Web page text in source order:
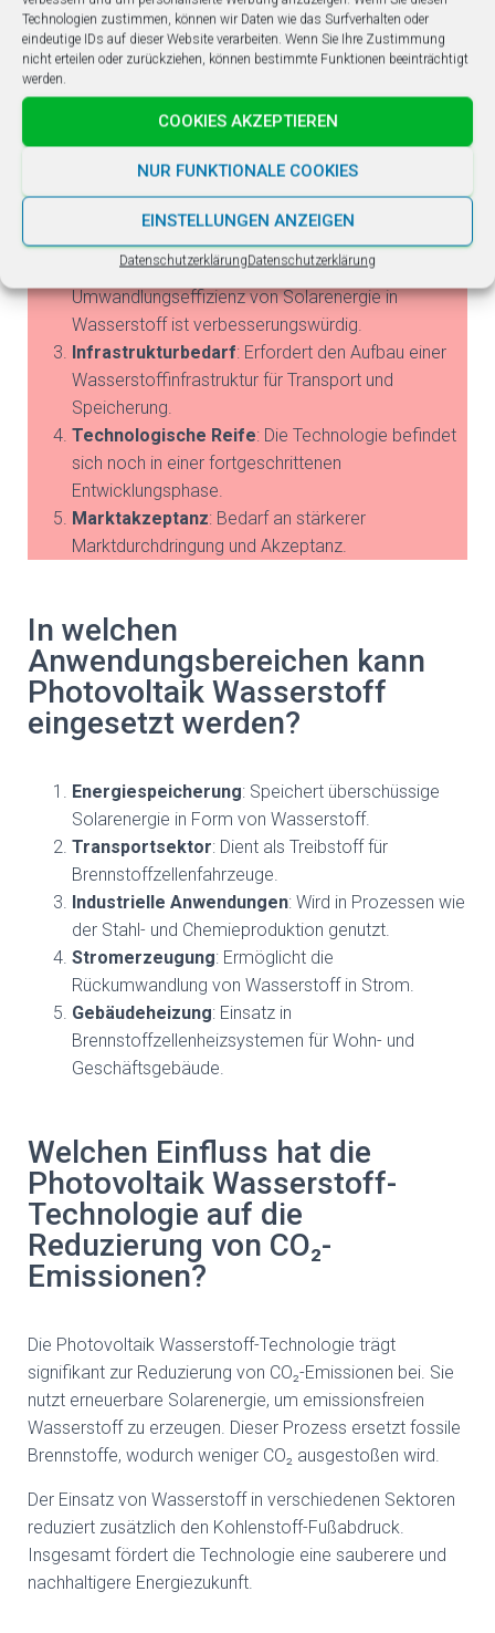
Technologien zustimmen, können wir Daten wie das Surfverhalten oder
eindeutige IDs auf dieser Website verarbeiten. Wenn Sie Ihre Zustimmung
nicht erteilen oder zurückziehen, können bestimmte Funktionen beeinträchtigt
werden.
COOKIES AKZEPTIEREN
NUR FUNKTIONALE COOKIES
EINSTELLUNGEN ANZEIGEN
DatenschutzerklärungDatenschutzerklärung
Netzstabilität: Unterstützt die Stabilisierung des
Stromnetzes durch Speicherung und Bereitstellung
Hohe Anfangskosten: Installation und
Technologie sind aktuell noch kostspielig.
Effizienzherausforderungen: Die
Umwandlungseffizienz von Solarenergie in
Wasserstoff ist verbesserungswürdig.
Infrastrukturbedarf: Erfordert den Aufbau einer
Wasserstoffinfrastruktur für Transport und
Speicherung.
Technologische Reife: Die Technologie befindet
sich noch in einer fortgeschrittenen
Entwicklungsphase.
Marktakzeptanz: Bedarf an stärkerer
Marktdurchdringung und Akzeptanz.
In welchen
Anwendungsbereichen kann
Photovoltaik Wasserstoff
eingesetzt werden?
Energiespeicherung: Speichert überschüssige
Solarenergie in Form von Wasserstoff.
Transportsektor: Dient als Treibstoff für
Brennstoffzellenfahrzeuge.
Industrielle Anwendungen: Wird in Prozessen wie
der Stahl- und Chemieproduktion genutzt.
Stromerzeugung: Ermöglicht die
Rückumwandlung von Wasserstoff in Strom.
Gebäudeheizung: Einsatz in
Brennstoffzellenheizsystemen für Wohn- und
Geschäftsgebäude.
Welchen Einfluss hat die
Photovoltaik Wasserstoff-
Technologie auf die
Reduzierung von CO₂-
Emissionen?
Die Photovoltaik Wasserstoff-Technologie trägt
signifikant zur Reduzierung von CO₂-Emissionen bei. Sie
nutzt erneuerbare Solarenergie, um emissionsfreien
Wasserstoff zu erzeugen. Dieser Prozess ersetzt fossile
Brennstoffe, wodurch weniger CO₂ ausgestoßen wird.
Der Einsatz von Wasserstoff in verschiedenen Sektoren
reduziert zusätzlich den Kohlenstoff-Fußabdruck.
Insgesamt fördert die Technologie eine sauberere und
nachhaltigere Energiezukunft.